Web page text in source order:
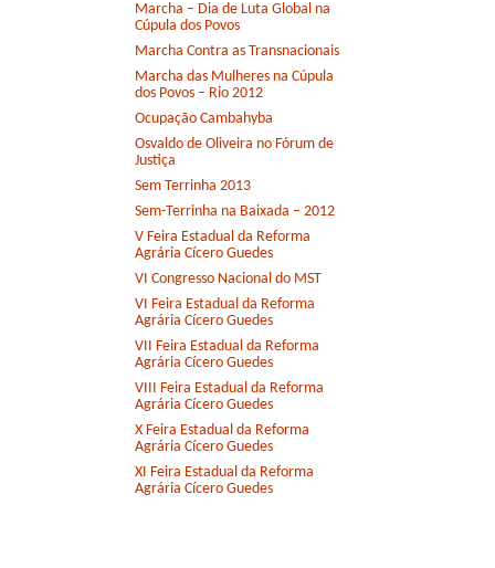
Marcha – Dia de Luta Global na
Cúpula dos Povos
Marcha Contra as Transnacionais
Marcha das Mulheres na Cúpula
dos Povos – Rio 2012
Ocupação Cambahyba
Osvaldo de Oliveira no Fórum de
Justiça
Sem Terrinha 2013
Sem-Terrinha na Baixada – 2012
V Feira Estadual da Reforma
Agrária Cícero Guedes
VI Congresso Nacional do MST
VI Feira Estadual da Reforma
Agrária Cícero Guedes
VII Feira Estadual da Reforma
Agrária Cícero Guedes
VIII Feira Estadual da Reforma
Agrária Cícero Guedes
X Feira Estadual da Reforma
Agrária Cícero Guedes
XI Feira Estadual da Reforma
Agrária Cícero Guedes